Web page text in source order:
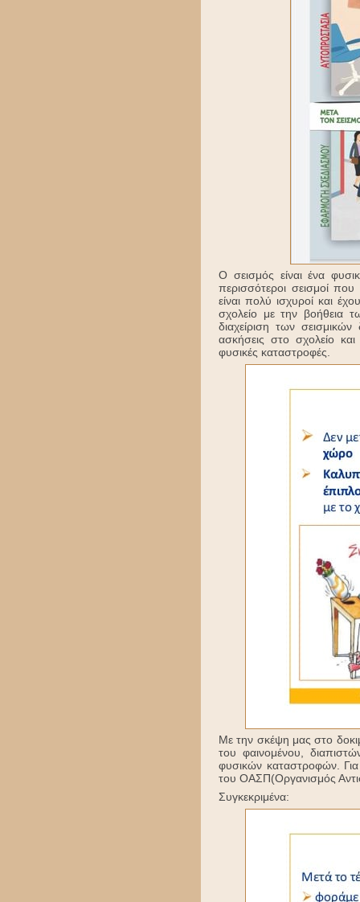
Ο σεισμός είναι ένα
περισσότεροι σεισμοί
είναι πολύ ισχυροί και
σχολείο με την βοήθεια
διαχείριση των
ασκήσεις στο σχολείο
φυσικές καταστροφές.
Με την σκέψη μας στο
του φαινομένου,
φυσικών καταστροφών. Για
του ΟΑΣΠ(Οργανισμός
Συγκεκριμένα: